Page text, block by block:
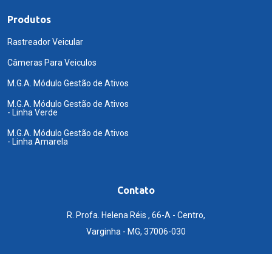
Produtos
Rastreador Veicular
Câmeras Para Veiculos
M.G.A. Módulo Gestão de Ativos
M.G.A. Módulo Gestão de Ativos
- Linha Verde
M.G.A. Módulo Gestão de Ativos
- Linha Amarela
Contato
R. Profa. Helena Réis , 66-A - Centro,
Varginha - MG, 37006-030